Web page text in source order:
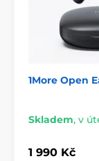
1More Open
Skladem, v
1 990 Kč